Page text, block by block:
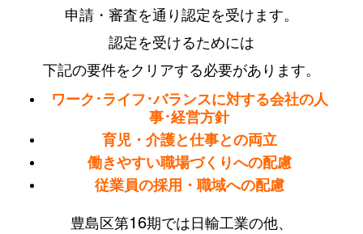
申請・審査を通り認定を受けます。
認定を受けるためには
下記の要件をクリアする必要があります。
ワーク･ライフ･バランスに対する会社の人
事･経営方針
育児・介護と仕事との両立
働きやすい職場づくりへの配慮
従業員の採用・職域への配慮
豊島区第16期では日輸工業の他、